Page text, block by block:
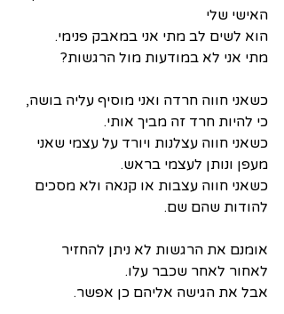
האישי שלי
הוא לשים לב מתי אני במאבק פנימי.
מתי אני לא במודעות מול הרגשות?
כשאני חווה חרדה ואני מוסיף עליה בושה,
כי להיות חרד זה מביך אותי.
כשאני חווה עצלנות ויורד על עצמי שאני
מעפן ונותן לעצמי בראש.
כשאני חווה עצבות או קנאה ולא מסכים
להודות שהם שם.
אומנם את הרגשות לא ניתן להחזיר
לאחור לאחר שכבר עלו.
אבל את הגישה אליהם כן אפשר.